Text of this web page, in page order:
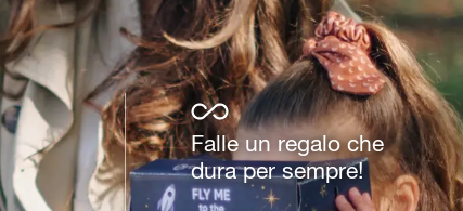
Falle un regalo che
dura per sempre!